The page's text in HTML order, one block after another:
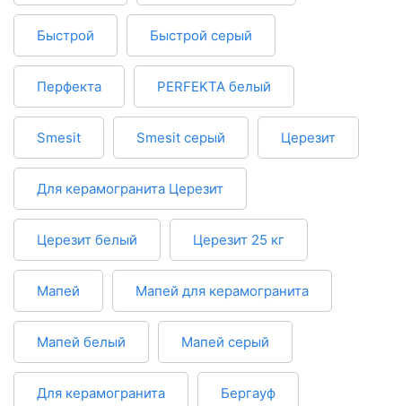
Быстрой Быстрой серый
Перфекта PERFEKTA белый
Smesit Smesit серый Церезит
Для керамогранита Церезит
Церезит белый Церезит 25 кг
Мапей Мапей для керамогранита
Мапей белый Мапей серый
Для керамогранита Бергауф